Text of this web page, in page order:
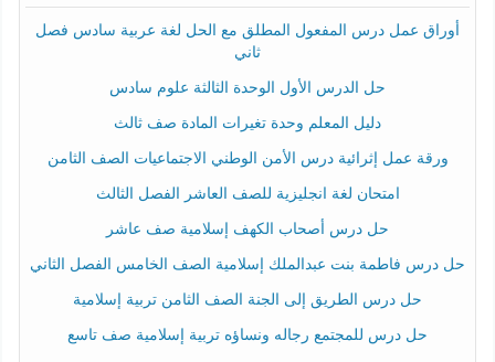
أوراق عمل درس المفعول المطلق مع الحل لغة عربية سادس فصل
ثاني
حل الدرس الأول الوحدة الثالثة علوم سادس
دليل المعلم وحدة تغيرات المادة صف ثالث
ورقة عمل إثرائية درس الأمن الوطني الاجتماعيات الصف الثامن
امتحان لغة انجليزية للصف العاشر الفصل الثالث
حل درس أصحاب الكهف إسلامية صف عاشر
حل درس فاطمة بنت عبدالملك إسلامية الصف الخامس الفصل الثاني
حل درس الطريق إلى الجنة الصف الثامن تربية إسلامية
حل درس للمجتمع رجاله ونساؤه تربية إسلامية صف تاسع